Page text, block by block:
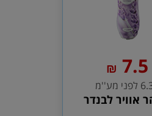
7.5
₪
מע''מ
אוויר לבנדר